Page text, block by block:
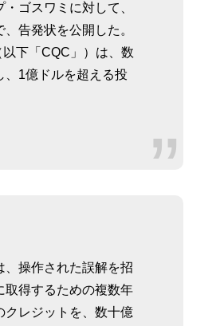
ゴスワミに対して、
告発状を公開した。
下「CQC」）は、数
、1億ドルを超える投
操作された誤解を招
取得するための複数年
クレジットを、数十億